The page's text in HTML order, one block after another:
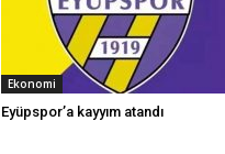
Ekonomi
Eyüpspor’a kayyım atandı